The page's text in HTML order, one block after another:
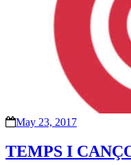
May 23, 2017
TEMPS I